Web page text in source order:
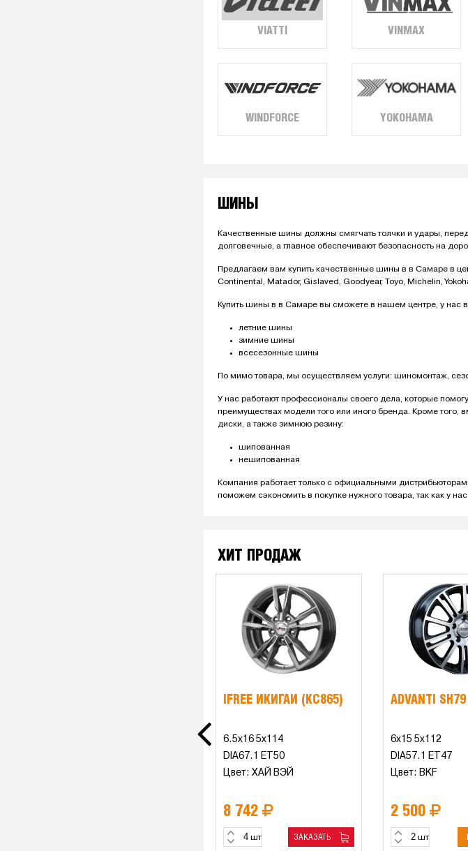
VIATTI VINMAX
WINDFORCE YOKOHAMA
ШИНЫ
Качественные шины должны смягчать толчки и удары,
долговечные, а главное обеспечивают безопасность на
Предлагаем вам купить качественные шины в в Самаре в
Continental, Matador, Gislaved, Goodyear, Toyo, Michelin,
Купить шины в в Самаре вы сможете в нашем центре, у нас
летние шины
зимние шины
всесезонные шины
По мимо товара, мы осуществляем услуги: шиномонтаж,
У нас работают профессионалы своего дела, которые
преимуществах модели того или иного бренда. Кроме того,
диски, а также зимнюю резину:
шипованная
нешипованная
Компания работает только с официальными
поможем сэкономить в покупке нужного товара, так как у
ХИТ ПРОДАЖ
IFREE ИКИГАЙ (КС865)
6.5x16 5x114
DIA67.1 ET50
Цвет: ХАЙ ВЭЙ
8 742
шт ЗАКАЗАТЬ
ADVANTI SH79
6x15 5x112
DIA57.1 ET47
Цвет: BKF
2 500
шт